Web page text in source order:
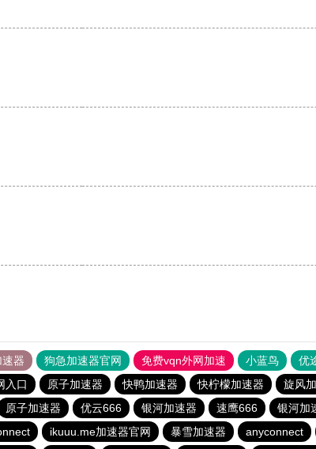
器 狗急加速器官网 免费vqn外网加速 小蓝鸟 优
入口 原子加速器 快鸭加速器 快柠檬加速器 旋风
原子加速器 优云666 银河加速器 速鹰666 银河加
ikuuu.me加速器官网 暴雪加速器 anyconnect